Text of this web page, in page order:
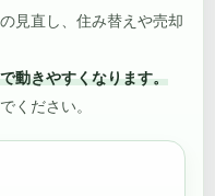
見直し、住み替えや売却
動きやすくなります。
ください。